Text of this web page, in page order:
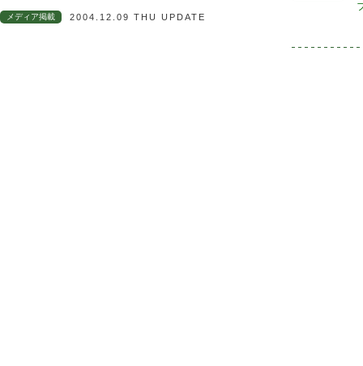
メディア掲載 2004.12.09 THU UPDATE